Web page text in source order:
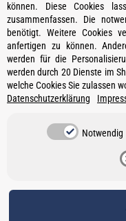
Kontakt
Öffnungszeiten
Informationen
Ein Partner von
Vertrag widerrufen
können. Diese Cookies
zusammenfassen. Die
benötigt. Weitere Cookies
anfertigen zu können.
werden für die
werden durch 20 Dienste im
welche Cookies Sie zulassen
Datenschutzerklärung
Notwendig